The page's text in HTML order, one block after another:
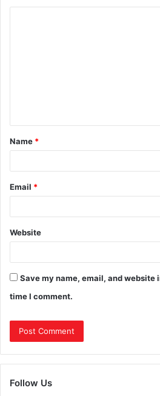
Name *
Email *
Website
Save my name, email, and website
time I comment.
Follow Us